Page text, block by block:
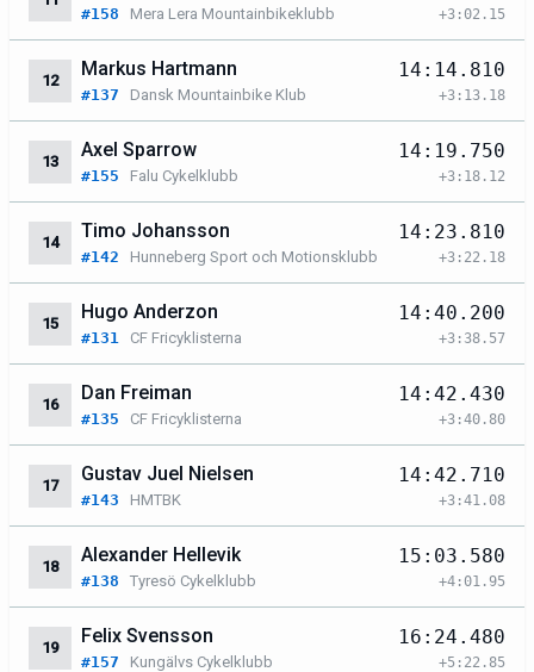
#158 Mera Lera Mountainbikeklubb +3:02.15
12
Markus Hartmann
#137 Dansk Mountainbike Klub
14:14.810
+3:13.18
13
Axel Sparrow
#155 Falu Cykelklubb
14:19.750
+3:18.12
14
Timo Johansson
#142 Hunneberg Sport och Motionsklubb
14:23.810
+3:22.18
15
Hugo Anderzon
#131 CF Fricyklisterna
14:40.200
+3:38.57
16
Dan Freiman
#135 CF Fricyklisterna
14:42.430
+3:40.80
17
Gustav Juel Nielsen
#143 HMTBK
14:42.710
+3:41.08
18
Alexander Hellevik
#138 Tyresö Cykelklubb
15:03.580
+4:01.95
19
Felix Svensson
#157 Kungälvs Cykelklubb
16:24.480
+5:22.85